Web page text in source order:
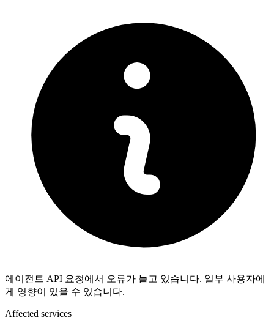
에이전트 API 요청에서 오류가 늘고 있습니다. 일부 사용자에
게 영향이 있을 수 있습니다.
Affected services